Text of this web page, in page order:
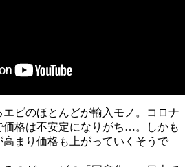
ビのほとんどが輸入モノ。コロナ
価格は不安定になりがち…。しかも
まり価格も上がっていくそうで